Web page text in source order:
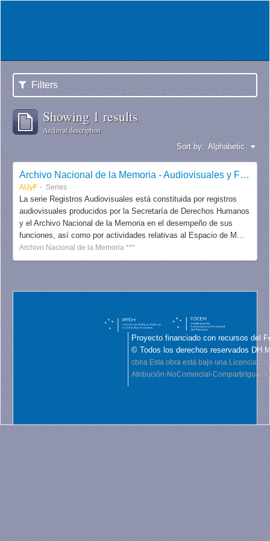
Filters
Showing 1 results
Archival description
Sort by: Alphabetic
Archivo Nacional de la Memoria - Audiovisuales y Fotografías
AUyF Series
La serie Registros Audiovisuales está constituida por registros
audiovisuales producidos por la Secretaría de Derechos Humanos
y el Archivo Nacional de la Memoria en el desempeño de sus
funciones, así como por actividades relativas al Espacio de M...
Archivo Nacional de la Memoria ***
Proyecto financiado con recursos del
© Todos los derechos reservados DH
cbna Esta obra está bajo una Licencia
Atribución-NoComercial-CompartirIgual